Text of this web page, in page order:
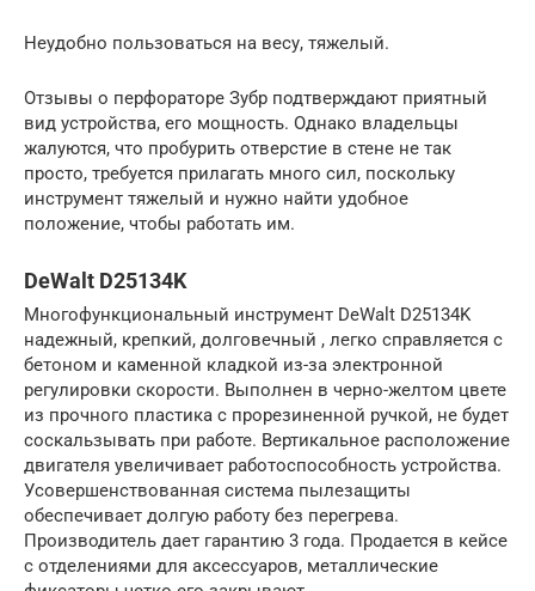
Неудобно пользоваться на весу, тяжелый.
Отзывы о перфораторе Зубр подтверждают приятный
вид устройства, его мощность. Однако владельцы
жалуются, что пробурить отверстие в стене не так
просто, требуется прилагать много сил, поскольку
инструмент тяжелый и нужно найти удобное
положение, чтобы работать им.
DeWalt D25134K
Многофункциональный инструмент DeWalt D25134K
надежный, крепкий, долговечный , легко справляется с
бетоном и каменной кладкой из-за электронной
регулировки скорости. Выполнен в черно-желтом цвете
из прочного пластика с прорезиненной ручкой, не будет
соскальзывать при работе. Вертикальное расположение
двигателя увеличивает работоспособность устройства.
Усовершенствованная система пылезащиты
обеспечивает долгую работу без перегрева.
Производитель дает гарантию 3 года. Продается в кейсе
с отделениями для аксессуаров, металлические